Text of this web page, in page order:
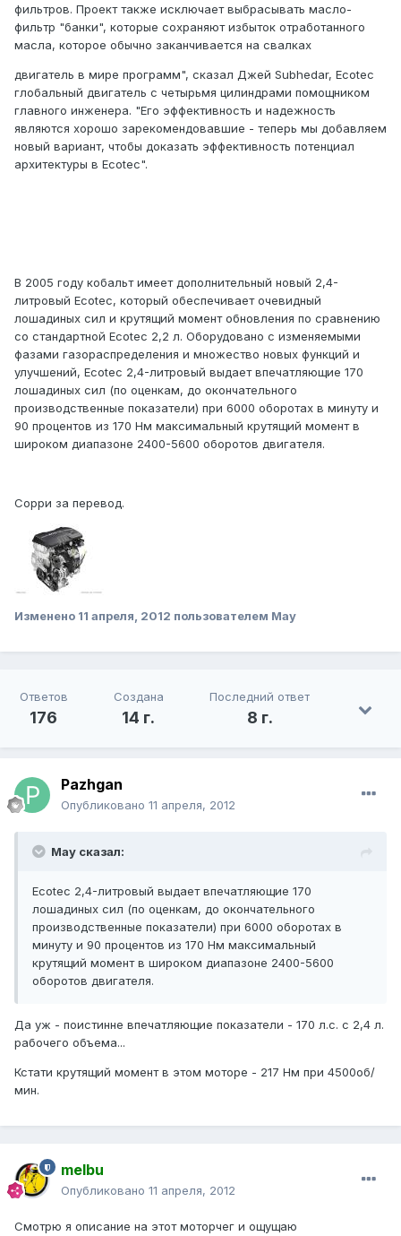
фильтров. Проект также исключает выбрасывать масло-
фильтр "банки", которые сохраняют избыток отработанного
масла, которое обычно заканчивается на свалках
двигатель в мире программ", сказал Джей Subhedar, Ecotec
глобальный двигатель с четырьмя цилиндрами помощником
главного инженера. "Его эффективность и надежность
являются хорошо зарекомендовавшие - теперь мы добавляем
новый вариант, чтобы доказать эффективность потенциал
архитектуры в Ecotec".
В 2005 году кобальт имеет дополнительный новый 2,4-
литровый Ecotec, который обеспечивает очевидный
лошадиных сил и крутящий момент обновления по сравнению
со стандартной Ecotec 2,2 л. Оборудовано с изменяемыми
фазами газораспределения и множество новых функций и
улучшений, Ecotec 2,4-литровый выдает впечатляющие 170
лошадиных сил (по оценкам, до окончательного
производственные показатели) при 6000 оборотах в минуту и ​​
90 процентов из 170 Нм максимальный крутящий момент в
широком диапазоне 2400-5600 оборотов двигателя.
Сорри за перевод.
Изменено 11 апреля, 2012 пользователем May
Ответов
176
Создана
14 г.
Последний ответ
8 г.
Pazhgan
Опубликовано 11 апреля, 2012
May сказал:
Ecotec 2,4-литровый выдает впечатляющие 170
лошадиных сил (по оценкам, до окончательного
производственные показатели) при 6000 оборотах в
минуту и ​​90 процентов из 170 Нм максимальный
крутящий момент в широком диапазоне 2400-5600
оборотов двигателя.
Да уж - поистинне впечатляющие показатели - 170 л.с. с 2,4 л.
рабочего объема...
Кстати крутящий момент в этом моторе - 217 Нм при 4500об/
мин.
melbu
Опубликовано 11 апреля, 2012
Смотрю я описание на этот моторчег и ощущаю